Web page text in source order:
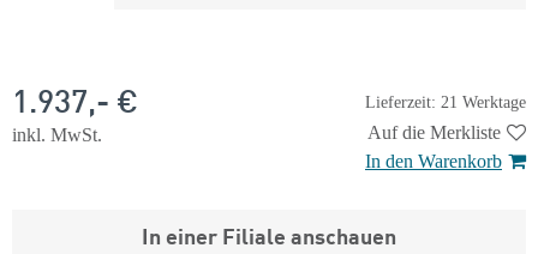
Lieferzeit: 21 Werktage
1.937,- €
inkl. MwSt.
Auf die Merkliste
In den Warenkorb
In einer Filiale anschauen